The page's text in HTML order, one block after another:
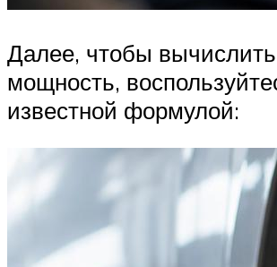
Далее, чтобы вычислить
мощность,
известной формулой: